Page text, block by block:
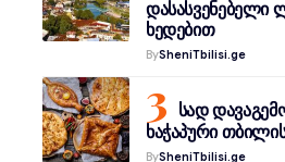
დასასვენებელი
ხედებით
BySheniTbilisi.ge
სად
ხაჭაპური
BySheniTbilisi.ge